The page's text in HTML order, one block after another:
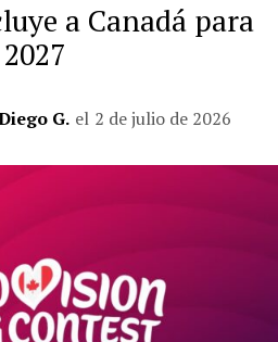
a Canadá para
2027
G. el 2 de julio de 2026